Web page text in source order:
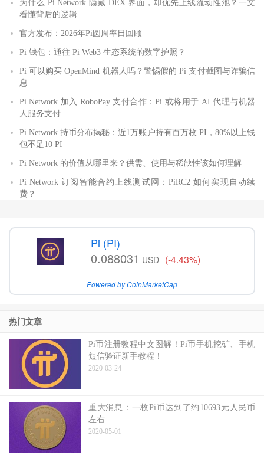
为什么 Pi Network 隐藏 DEX 界面，却优先上线流动性池？一文
看懂背后的逻辑
官方发布：2026年Pi圆周率日回顾
Pi 钱包：通往 Pi Web3 生态系统的数字护照？
Pi 可以购买 OpenMind 机器人吗？警惕假的 Pi 支付截图与诈骗信
息
Pi Network 加入 RoboPay 支付合作：Pi 或将用于 AI 代理与机器
人服务支付
Pi Network 持币分布揭秘：近1万账户持有百万枚 PI，80%以上钱
包不足10 PI
Pi Network 的价值从哪里来？供需、使用与稀缺性该如何理解
Pi Network 订阅智能合约上线测试网：PiRC2 如何实现自动续
费？
Pi (PI)
0.088031 USD (-4.43%)
Powered by CoinMarketCap
热门文章
Pi币注册教程中文图解！Pi币手机挖矿、手机
短信验证新手教程！
2020-03-24
重大消息：一枚Pi币达到了约10693元人民币
左右
2020-05-01